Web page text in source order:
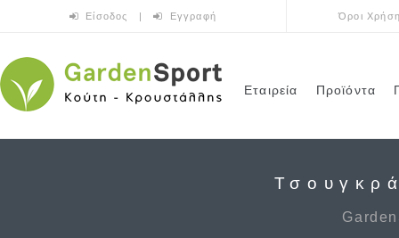
Είσοδος | Εγγραφή Όροι
Εταιρεία Προϊόντα